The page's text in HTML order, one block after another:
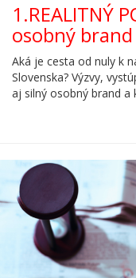
1.REALITNÝ
osobný
Aká je cesta od nuly k
Slovenska? Výzvy,
aj silný osobný brand a